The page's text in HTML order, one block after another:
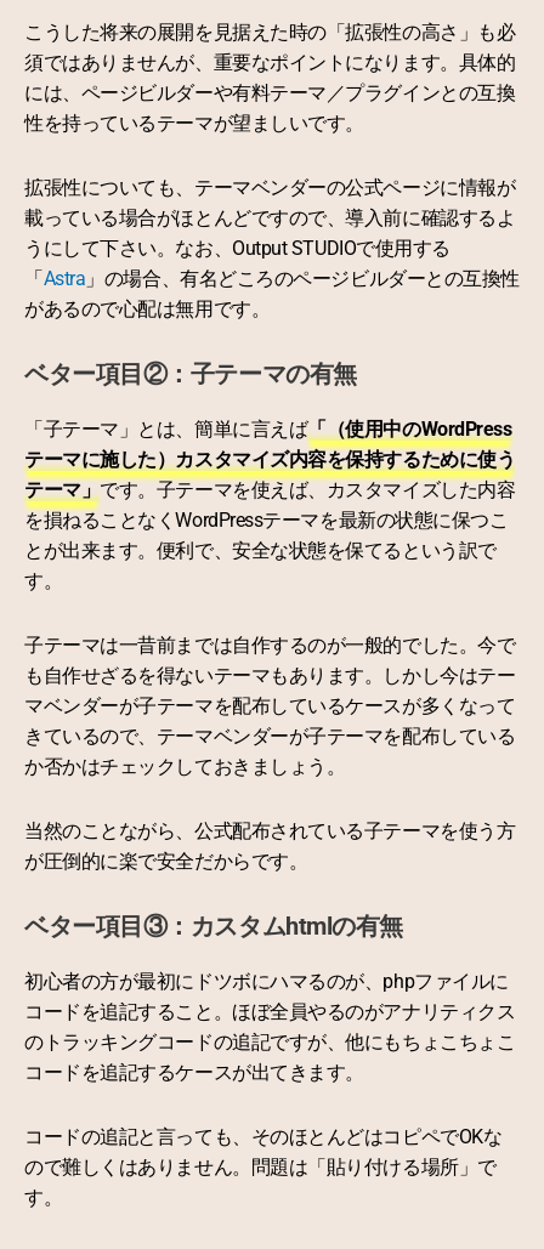
こうした将来の展開を見据えた時の「拡張性の高さ」も必
須ではありませんが、重要なポイントになります。具体的
には、ページビルダーや有料テーマ／プラグインとの互換
性を持っているテーマが望ましいです。
拡張性についても、テーマベンダーの公式ページに情報が
載っている場合がほとんどですので、導入前に確認するよ
うにして下さい。なお、Output STUDIOで使用する
「Astra 」の場合、有名どころのページビルダーとの互換性
があるので心配は無用です。
ベター項目②：子テーマの有無
「子テーマ」とは、簡単に言えば「（使用中のWordPress
テーマに施した）カスタマイズ内容を保持するために使う
テーマ」です。子テーマを使えば、カスタマイズした内容
を損ねることなくWordPressテーマを最新の状態に保つこ
とが出来ます。便利で、安全な状態を保てるという訳で
す。
子テーマは一昔前までは自作するのが一般的でした。今で
も自作せざるを得ないテーマもあります。しかし今はテー
マベンダーが子テーマを配布しているケースが多くなって
きているので、テーマベンダーが子テーマを配布している
か否かはチェックしておきましょう。
当然のことながら、公式配布されている子テーマを使う方
が圧倒的に楽で安全だからです。
ベター項目③：カスタムhtmlの有無
初心者の方が最初にドツボにハマるのが、phpファイルに
コードを追記すること。ほぼ全員やるのがアナリティクス
のトラッキングコードの追記ですが、他にもちょこちょこ
コードを追記するケースが出てきます。
コードの追記と言っても、そのほとんどはコピペでOKな
ので難しくはありません。問題は「貼り付ける場所」で
す。